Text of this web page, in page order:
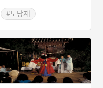
열었으나 현재 기존 마을 사
람들이 뿔뿔이 흩어지면서
마을굿의 전승이 원활하지
못하다. 당주무당인 윤원금
이 혼자 치성을 지내는 것으
로 대신하고 있다.
#도당제